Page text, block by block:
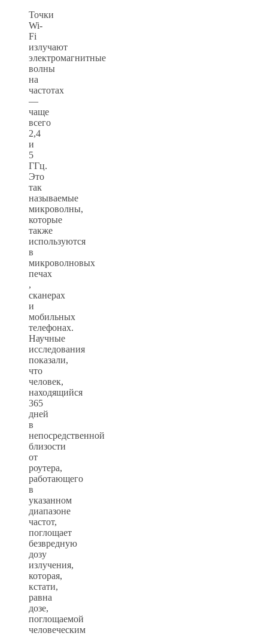
Точки
Wi-
Fi
излучают
электромагнитные
волны
на
частотах
—
чаще
всего
2,4
и
5
ГГц.
Это
так
называемые
микроволны,
которые
также
используются
в
микроволновых
печах
,
сканерах
и
мобильных
телефонах.
Научные
исследования
показали,
что
человек,
находящийся
365
дней
в
непосредственной
близости
от
роутера,
работающего
в
указанном
диапазоне
частот,
поглощает
безвредную
дозу
излучения,
которая,
кстати,
равна
дозе,
поглощаемой
человеческим